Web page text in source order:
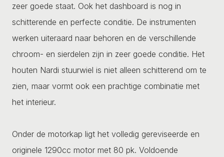
zeer goede staat. Ook het dashboard is nog in
schitterende en perfecte conditie. De instrumenten
werken uiteraard naar behoren en de verschillende
chroom- en sierdelen zijn in zeer goede conditie. Het
houten Nardi stuurwiel is niet alleen schitterend om te
zien, maar vormt ook een prachtige combinatie met
het interieur.
Onder de motorkap ligt het volledig gereviseerde en
originele 1290cc motor met 80 pk. Voldoende